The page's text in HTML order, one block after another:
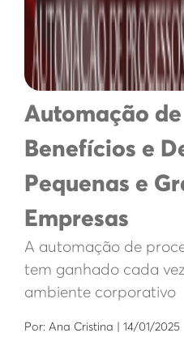
Automação de
Benefícios e
Pequenas e
Empresas
A automação de
tem ganhado cada
ambiente corporativo
Por: Ana Cristina | 14/01/2025